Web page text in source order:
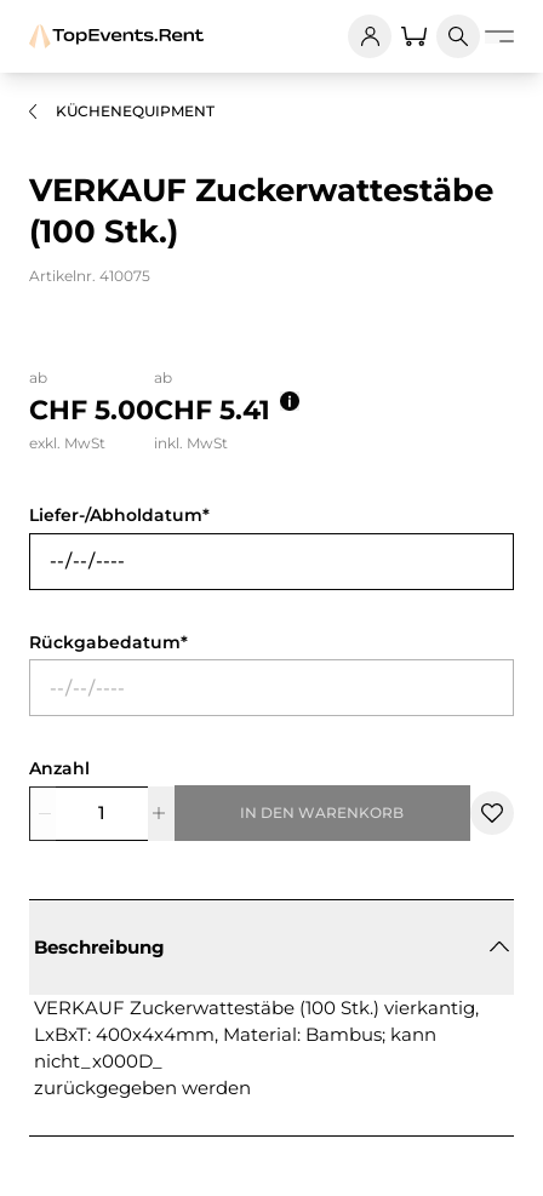
KÜCHENEQUIPMENT
VERKAUF Zuckerwattestäbe
(100 Stk.)
Artikelnr. 410075
ab
CHF 5.00
exkl. MwSt
ab
CHF 5.41
inkl. MwSt
Liefer-/Abholdatum
Rückgabedatum
Anzahl
IN DEN WARENKORB
Beschreibung
VERKAUF Zuckerwattestäbe (100 Stk.) vierkantig,
LxBxT: 400x4x4mm, Material: Bambus; kann
nicht_x000D_
zurückgegeben werden